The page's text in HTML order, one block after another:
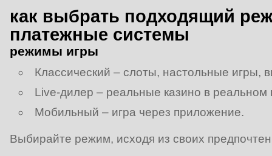
как выбрать подходящий
платежные системы
режимы игры
Классический – слоты, настольные игры,
Live‑дилер – реальные казино в реальном
Мобильный – игра через приложение.
Выбирайте режим, исходя из своих